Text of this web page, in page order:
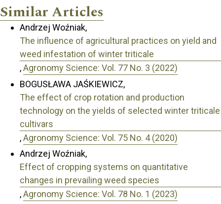
Similar Articles
Andrzej Woźniak,
The influence of agricultural practices on yield and
weed infestation of winter triticale
,Agronomy Science: Vol. 77 No. 3 (2022)
BOGUSŁAWA JAŚKIEWICZ,
The effect of crop rotation and production
technology on the yields of selected winter triticale
cultivars
,Agronomy Science: Vol. 75 No. 4 (2020)
Andrzej Woźniak,
Effect of cropping systems on quantitative
changes in prevailing weed species
,Agronomy Science: Vol. 78 No. 1 (2023)